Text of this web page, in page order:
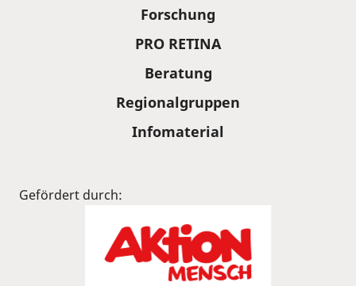
Forschung
PRO RETINA
Beratung
Regionalgruppen
Infomaterial
Gefördert durch: